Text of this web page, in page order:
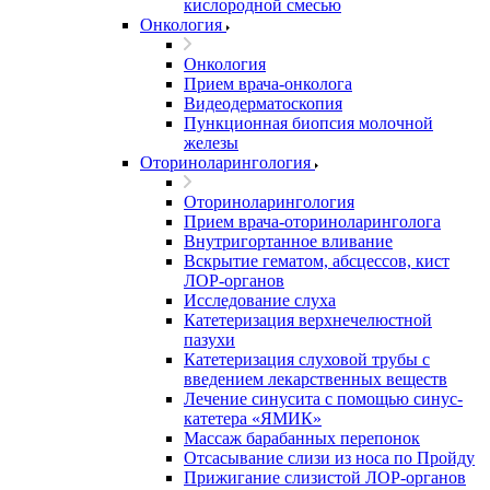
кислородной смесью
Онкология
Онкология
Прием врача-онколога
Видеодерматоскопия
Пункционная биопсия молочной
железы
Оториноларингология
Оториноларингология
Прием врача-оториноларинголога
Внутригортанное вливание
Вскрытие гематом, абсцессов, кист
ЛОР-органов
Исследование слуха
Катетеризация верхнечелюстной
пазухи
Катетеризация слуховой трубы с
введением лекарственных веществ
Лечение синусита с помощью синус-
катетера «ЯМИК»
Массаж барабанных перепонок
Отсасывание слизи из носа по Пройду
Прижигание слизистой ЛОР-органов